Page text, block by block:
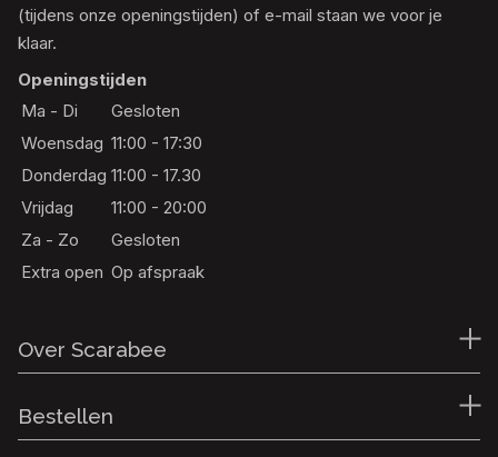
(tijdens onze openingstijden) of e-mail staan we voor je
klaar.
Openingstijden
Ma - Di
Gesloten
Woensdag 11:00 - 17:30
Donderdag 11:00 - 17.30
Vrijdag
11:00 - 20:00
Za - Zo
Gesloten
Extra open Op afspraak
Over Scarabee
Bestellen